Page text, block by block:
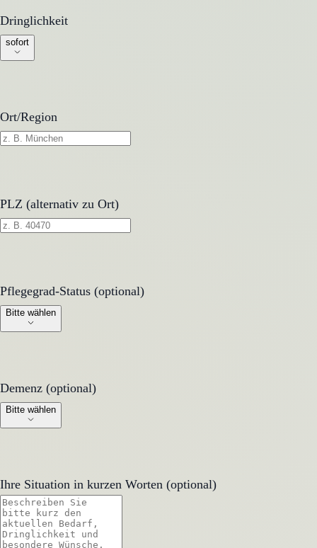
Dringlichkeit
Dringlichkeit
sofort
Ort/Region
PLZ (alternativ zu Ort)
Pflegegrad-Status (optional)
Pflegegrad-Status (optional)
Bitte wählen
Demenz (optional)
Demenz (optional)
Bitte wählen
Ihre Situation in kurzen Worten (optional)